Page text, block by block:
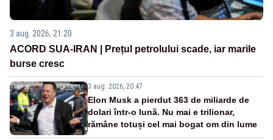
3 aug. 2026, 21:20
ACORD SUA-IRAN | Prețul petrolului scade, iar marile
burse cresc
3 aug. 2026, 20:47
Elon Musk a pierdut 363 de miliarde de
dolari într-o lună. Nu mai e trilionar,
rămâne totuși cel mai bogat om din lume